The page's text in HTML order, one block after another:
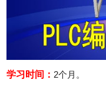
学习时间： 2个月。